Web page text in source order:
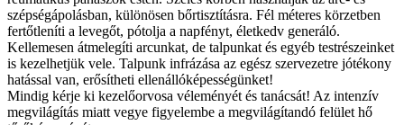
szépségápolásban, különösen bőrtisztításra. Fél méteres körzetben
fertőtleníti a levegőt, pótolja a napfényt, életkedv generáló.
Kellemesen átmelegíti arcunkat, de talpunkat és egyéb testrészeinket
is kezelhetjük vele. Talpunk infrázása az egész szervezetre jótékony
hatással van, erősítheti ellenállóképességünket!
Mindig kérje ki kezelőorvosa véleményét és tanácsát! Az intenzív
megvilágítás miatt vegye figyelembe a megvilágítandó felület hő